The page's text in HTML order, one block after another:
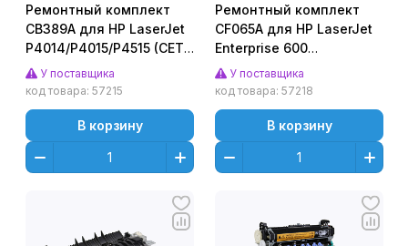
Ремонтный комплект
CB389A для HP LaserJet
P4014/P4015/P4515 (CET),
CET6909
У поставщика
код товара: 57215
В корзину
Ремонтный комплект
CF065A для HP LaserJet
Enterprise 600
M601/M602/M603 (CET),
CET2438U
У поставщика
код товара: 57218
В корзину